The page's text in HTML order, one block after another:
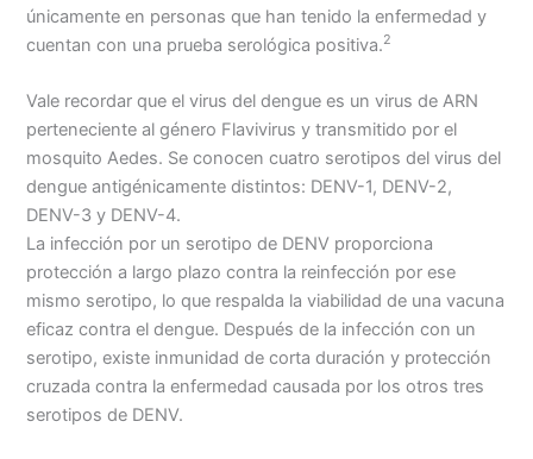
únicamente en personas que han tenido la enfermedad y
cuentan con una prueba serológica positiva.2
Vale recordar que el virus del dengue es un virus de ARN
perteneciente al género Flavivirus y transmitido por el
mosquito Aedes. Se conocen cuatro serotipos del virus del
dengue antigénicamente distintos: DENV-1, DENV-2,
DENV-3 y DENV-4.
La infección por un serotipo de DENV proporciona
protección a largo plazo contra la reinfección por ese
mismo serotipo, lo que respalda la viabilidad de una vacuna
eficaz contra el dengue. Después de la infección con un
serotipo, existe inmunidad de corta duración y protección
cruzada contra la enfermedad causada por los otros tres
serotipos de DENV.